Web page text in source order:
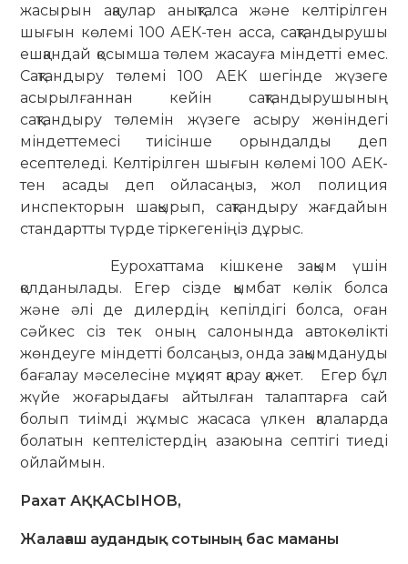
жасырын ақаулар анықталса және келтірілген
шығын көлемі 100 АЕК-тен асса, сақтандырушы
ешқандай қосымша төлем жасауға міндетті емес.
Сақтандыру төлемі 100 АЕК шегінде жүзеге
асырылғаннан кейін сақтандырушының
сақтандыру төлемін жүзеге асыру жөніндегі
міндеттемесі тиісінше орындалды деп
есептеледі. Келтірілген шығын көлемі 100 АЕК-
тен асады деп ойласаңыз, жол полиция
инспекторын шақырып, сақтандыру жағдайын
стандартты түрде тіркегеніңіз дұрыс.
Еурохаттама кішкене зақым үшін
қолданылады. Егер сізде қымбат көлік болса
және әлі де дилердің кепілдігі болса, оған
сәйкес сіз тек оның салонында автокөлікті
жөндеуге міндетті болсаңыз, онда зақымдануды
бағалау мәселесіне мұқият қарау қажет. Егер бұл
жүйе жоғарыдағы айтылған талаптарға сай
болып тиімді жұмыс жасаса үлкен қалаларда
болатын кептелістердің азаюына септігі тиеді
ойлаймын.
Рахат АҚҚАСЫНОВ,
Жалағаш аудандық сотының бас маманы